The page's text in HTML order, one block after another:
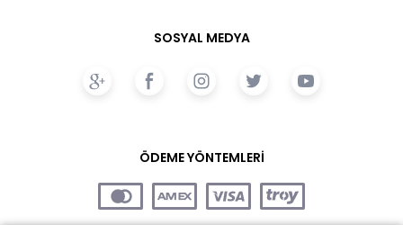
SOSYAL MEDYA
ÖDEME YÖNTEMLERİ